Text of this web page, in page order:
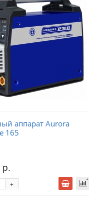
аппарат Aurora
165
р.
+